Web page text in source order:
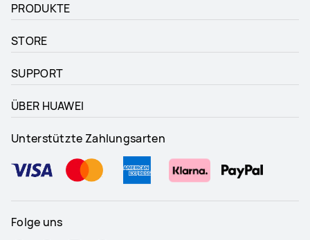
PRODUKTE
STORE
SUPPORT
ÜBER HUAWEI
Unterstützte Zahlungsarten
Folge uns